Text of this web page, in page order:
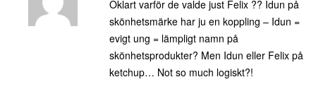
Oklart varför de valde just Felix ?? Idun på
skönhetsmärke har ju en koppling – Idun =
evigt ung = lämpligt namn på
skönhetsprodukter? Men Idun eller Felix på
ketchup… Not so much logiskt?!